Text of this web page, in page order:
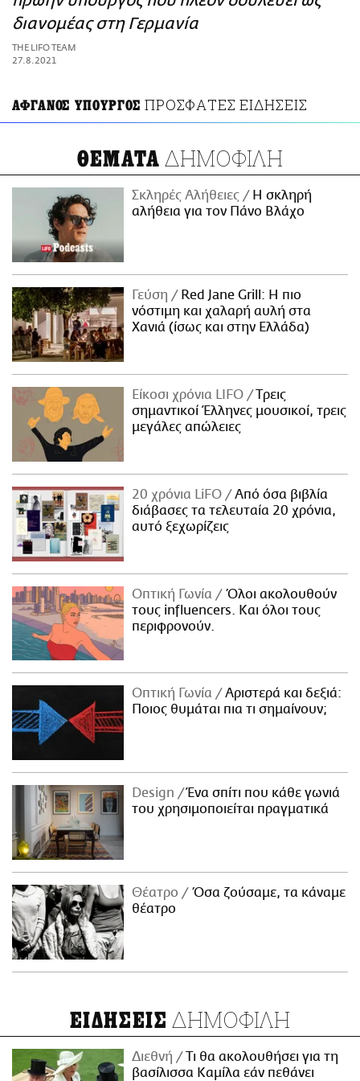
ΑΜΠΑ
PRINT
διανομέας στη Γερμανία
THE LIFO TEAM
27.8.2021
ΑΦΓΑΝΟΣ ΥΠΟΥΡΓΟΣ ΠΡΟΣΦΑΤΕΣ ΕΙΔΗΣΕΙΣ
ΘΕΜΑΤΑ ΔΗΜΟΦΙΛΗ
Σκληρές Αλήθειες
H σκληρή
αλήθεια για τον Πάνο Βλάχο
Γεύση
Red Jane Grill: Η πιο
νόστιμη και χαλαρή αυλή στα
Χανιά (ίσως και στην Ελλάδα)
Είκοσι χρόνια LIFO
Tρεις
σημαντικοί Έλληνες μουσικοί, τρεις
μεγάλες απώλειες
20 χρόνια LiFO
Από όσα βιβλία
διάβασες τα τελευταία 20 χρόνια,
αυτό ξεχωρίζεις
Οπτική Γωνία
Όλοι ακολουθούν
τους influencers. Και όλοι τους
περιφρονούν.
Οπτική Γωνία
Αριστερά και δεξιά:
Ποιος θυμάται πια τι σημαίνουν;
Design
Ένα σπίτι που κάθε γωνιά
του χρησιμοποιείται πραγματικά
Θέατρο
Όσα ζούσαμε, τα κάναμε
θέατρο
ΕΙΔΗΣΕΙΣ ΔΗΜΟΦΙΛΗ
Διεθνή
Τι θα ακολουθήσει για τη
βασίλισσα Καμίλα εάν πεθάνει